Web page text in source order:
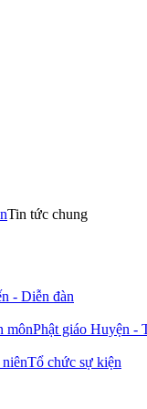
Tin tức chung
- Diễn đàn
mônPhật giáo Huyện -
Tổ chức sự kiện